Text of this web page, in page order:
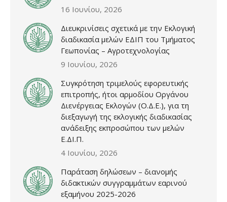
16 Ιουνίου, 2026
Διευκρινίσεις σχετικά με την Εκλογική
διαδικασία μελών ΕΔΙΠ του Τμήματος
Γεωπονίας – Αγροτεχνολογίας
9 Ιουνίου, 2026
Συγκρότηση τριμελούς εφορευτικής
επιτροπής, ήτοι αρμοδίου Οργάνου
Διενέργειας Εκλογών (Ο.Δ.Ε.), για τη
διεξαγωγή της εκλογικής διαδικασίας
ανάδειξης εκπροσώπου των μελών
Ε.ΔΙ.Π.
4 Ιουνίου, 2026
Παράταση δηλώσεων – διανομής
διδακτικών συγγραμμάτων εαρινού
εξαμήνου 2025-2026